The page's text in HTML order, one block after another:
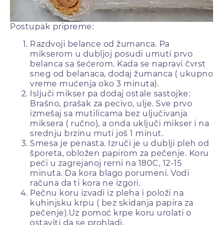
Postupak pripreme:
Razdvoji belance od žumanca. Pa
mikserom u dubljoj posudi umuti prvo
belanca sa šećerom. Kada se napravi čvrst
sneg od belanaca, dodaj žumanca ( ukupno
vreme mućenja oko 3 minuta).
Isljuči mikser pa dodaj ostale sastojke:
Brašno, prašak za pecivo, ulje. Sve prvo
izmešaj sa mutilicama bez uljučivanja
miksera ( ručno), a onda uključi mikser i na
srednju brzinu muti još 1 minut.
Smesa je penasta. Izruči je u dublji pleh od
šporeta, obložen papirom za pečenje. Koru
peći u zagrejanoj rerni na 180C, 12-15
minuta. Da kora blago porumeni. Vodi
računa da ti kora ne izgori.
Pečnu koru izvadi iz pleha i položi na
kuhinjsku krpu ( bez skidanja papira za
pečenje).Uz pomoć krpe koru urolati o
ostaviti da se prohladi.